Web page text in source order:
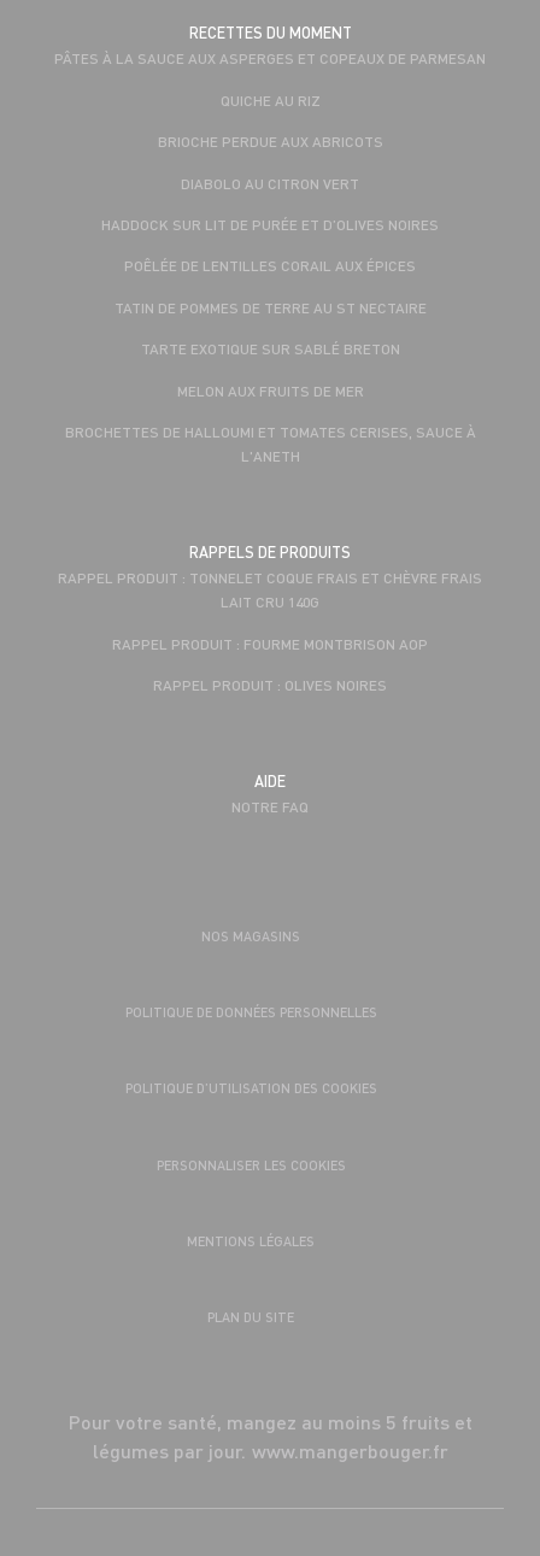
RECETTES DU MOMENT
PÂTES À LA SAUCE AUX ASPERGES ET COPEAUX DE PARMESAN
QUICHE AU RIZ
BRIOCHE PERDUE AUX ABRICOTS
DIABOLO AU CITRON VERT
HADDOCK SUR LIT DE PURÉE ET D’OLIVES NOIRES
POÊLÉE DE LENTILLES CORAIL AUX ÉPICES
TATIN DE POMMES DE TERRE AU ST NECTAIRE
TARTE EXOTIQUE SUR SABLÉ BRETON
MELON AUX FRUITS DE MER
BROCHETTES DE HALLOUMI ET TOMATES CERISES, SAUCE À
L'ANETH
RAPPELS DE PRODUITS
RAPPEL PRODUIT : TONNELET COQUE FRAIS ET CHÈVRE FRAIS
LAIT CRU 140G
RAPPEL PRODUIT : FOURME MONTBRISON AOP
RAPPEL PRODUIT : OLIVES NOIRES
AIDE
NOTRE FAQ
NOS MAGASINS
POLITIQUE DE DONNÉES PERSONNELLES
POLITIQUE D’UTILISATION DES COOKIES
PERSONNALISER LES COOKIES
MENTIONS LÉGALES
PLAN DU SITE
Pour votre santé, mangez au moins 5 fruits et
légumes par jour. www.mangerbouger.fr